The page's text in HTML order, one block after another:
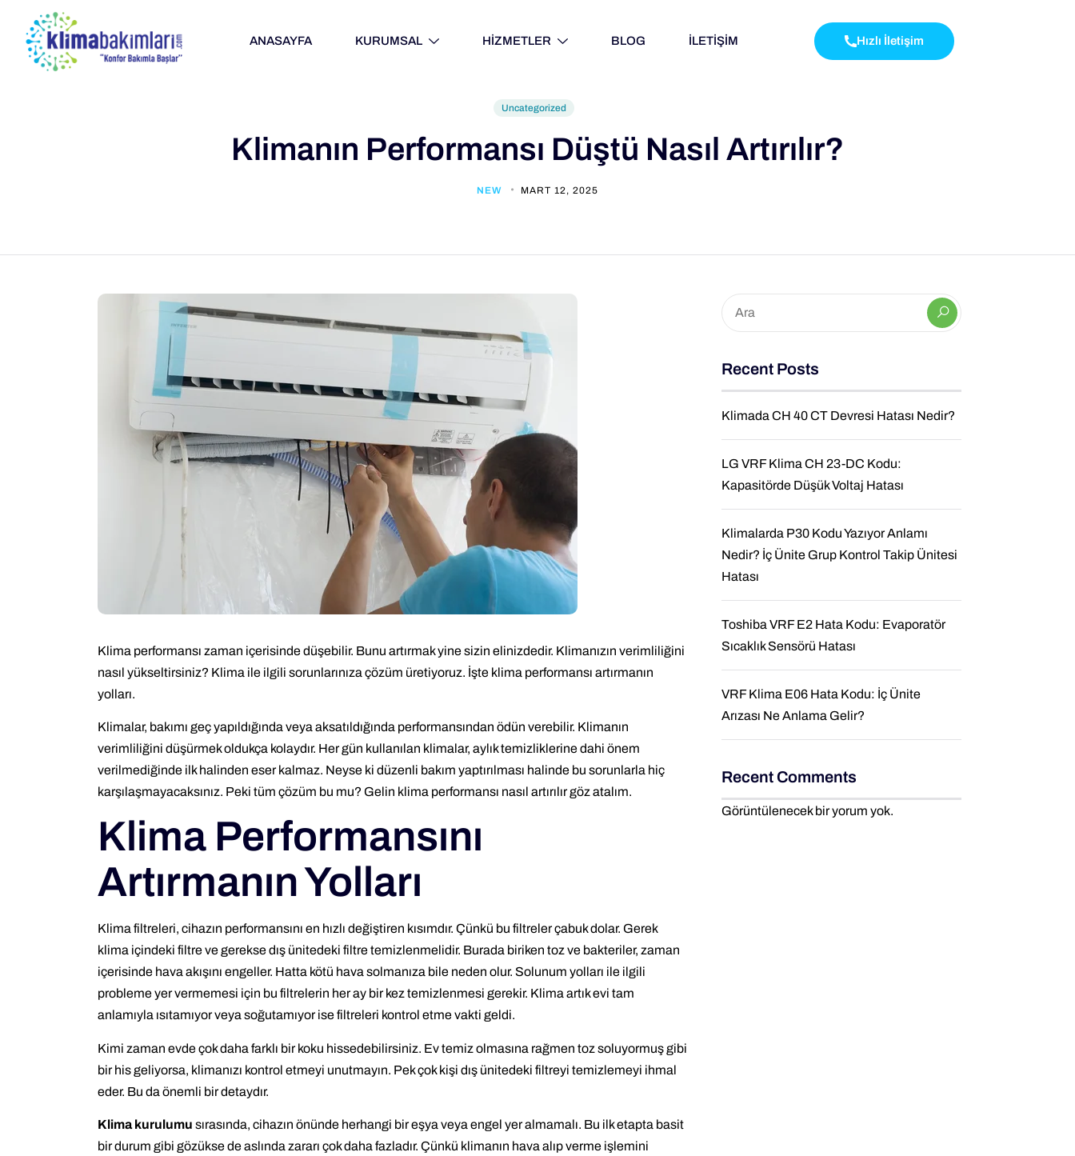
ANASAYFA KURUMSAL HİZMETLER BLOG İLETİŞİM Hızlı İletişim
Uncategorized
Klimanın Performansı Düştü Nasıl Artırılır?
NEW MART 12, 2025
Klima performansı zaman içerisinde düşebilir. Bunu artırmak yine sizin elinizdedir. Klimanızın verimliliğini
nasıl yükseltirsiniz? Klima ile ilgili sorunlarınıza çözüm üretiyoruz. İşte klima performansı artırmanın
yolları.
Klimalar, bakımı geç yapıldığında veya aksatıldığında performansından ödün verebilir. Klimanın
verimliliğini düşürmek oldukça kolaydır. Her gün kullanılan klimalar, aylık temizliklerine dahi önem
verilmediğinde ilk halinden eser kalmaz. Neyse ki düzenli bakım yaptırılması halinde bu sorunlarla hiç
karşılaşmayacaksınız. Peki tüm çözüm bu mu? Gelin klima performansı nasıl artırılır göz atalım.
Klima Performansını
Artırmanın Yolları
Klima filtreleri, cihazın performansını en hızlı değiştiren kısımdır. Çünkü bu filtreler çabuk dolar. Gerek
klima içindeki filtre ve gerekse dış ünitedeki filtre temizlenmelidir. Burada biriken toz ve bakteriler, zaman
içerisinde hava akışını engeller. Hatta kötü hava solmanıza bile neden olur. Solunum yolları ile ilgili
probleme yer vermemesi için bu filtrelerin her ay bir kez temizlenmesi gerekir. Klima artık evi tam
anlamıyla ısıtamıyor veya soğutamıyor ise filtreleri kontrol etme vakti geldi.
Kimi zaman evde çok daha farklı bir koku hissedebilirsiniz. Ev temiz olmasına rağmen toz soluyormuş gibi
bir his geliyorsa, klimanızı kontrol etmeyi unutmayın. Pek çok kişi dış ünitedeki filtreyi temizlemeyi ihmal
eder. Bu da önemli bir detaydır.
Klima kurulumu sırasında, cihazın önünde herhangi bir eşya veya engel yer almamalı. Bu ilk etapta basit
bir durum gibi gözükse de aslında zararı çok daha fazladır. Çünkü klimanın hava alıp verme işlemini
Recent Posts
Klimada CH 40 CT Devresi Hatası Nedir?
LG VRF Klima CH 23-DC Kodu:
Kapasitörde Düşük Voltaj Hatası
Klimalarda P30 Kodu Yazıyor Anlamı
Nedir? İç Ünite Grup Kontrol Takip Ünitesi
Hatası
Toshiba VRF E2 Hata Kodu: Evaporatör
Sıcaklık Sensörü Hatası
VRF Klima E06 Hata Kodu: İç Ünite
Arızası Ne Anlama Gelir?
Recent Comments
Görüntülenecek bir yorum yok.